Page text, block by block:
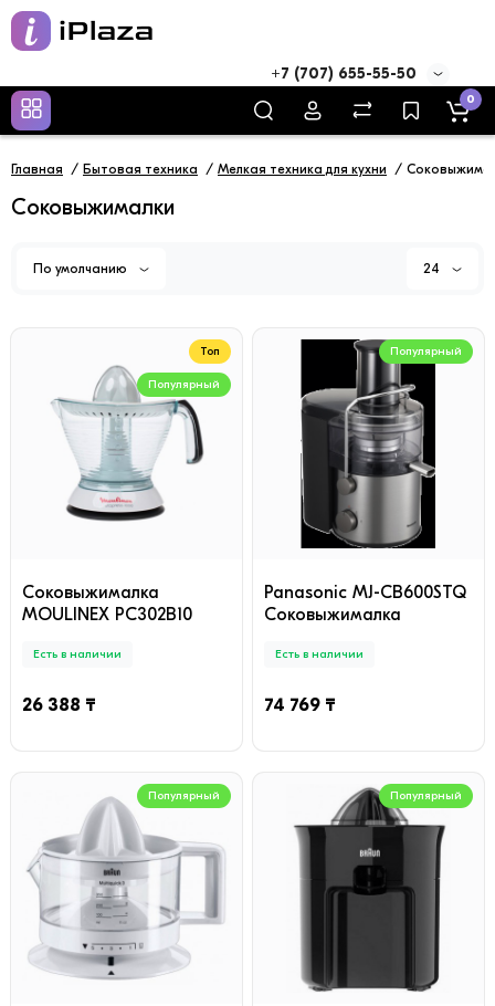
+7 (707) 655-55-50
0
Главная Бытовая техника Мелкая техника для кухни
Соковыжималки
По умолчанию 24
Топ
Популярный
Cоковыжималка
MOULINEX PC302B10
Есть в наличии
26 388 ₸
Популярный
Panasonic MJ-CB600STQ
Соковыжималка
Есть в наличии
74 769 ₸
Популярный Популярный